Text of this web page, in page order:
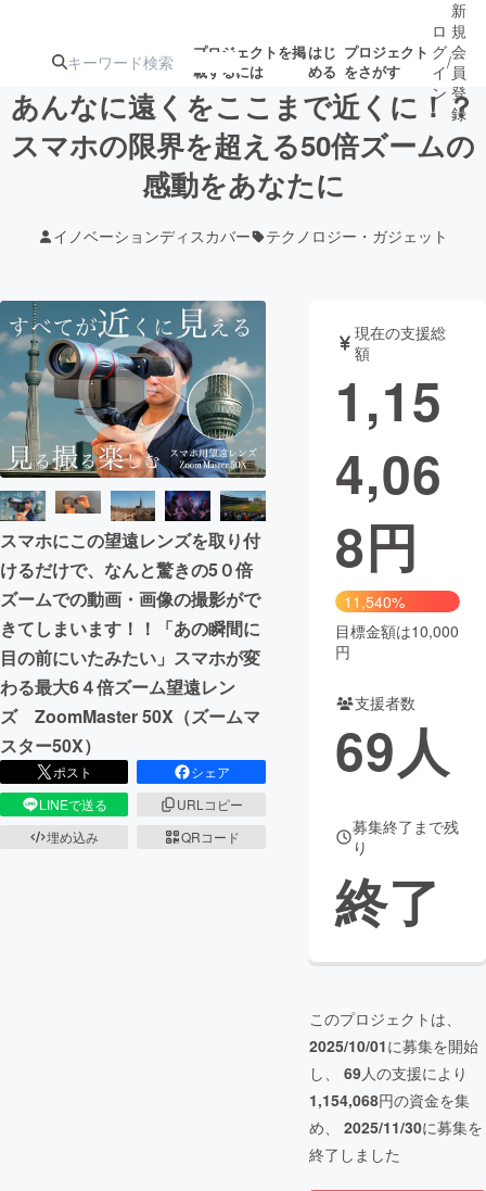
プロジェクトを掲
載するには
はじ
める
プロジェクト
をさがす
注目のリ 注目の新着プロ
ジェクト
募集終了が近いプ
ロジェクト
テクノロジー・ガジェット
映像・映画 書籍・雑誌
ビジネス・起業 チャレンジ
まちづくり・地域活性化
CAMPFIRE for Social Good
CAMPFIRE Creation
CAMPFIREふるさと納税machi-ya コミュニティ
ロ
グ
イ
ン
/
新
規
会
員
登
録
あんなに遠くをここまで近くに！？
スマホの限界を超える50倍ズームの
感動をあなたに
イノベーションディスカバー テクノロジー・ガジェット
スマホにこの望遠レンズを取り付
けるだけで、なんと驚きの5０倍
ズームでの動画・画像の撮影がで
きてしまいます！！「あの瞬間に
目の前にいたみたい」スマホが変
わる最大6４倍ズーム望遠レン
ズ ZoomMaster 50X（ズームマ
スター50X）
ポスト
シェア
LINEで送る
URLコピー
埋め込み
QRコード
現在の支援総
額
1,15
4,06
8円
11,540%
目標金額は10,000
円
支援者数
69人
募集終了まで残
り
終了
このプロジェクトは、
2025/10/01に募集を開始
し、 69人の支援により
1,154,068円の資金を集
め、 2025/11/30に募集を
終了しました